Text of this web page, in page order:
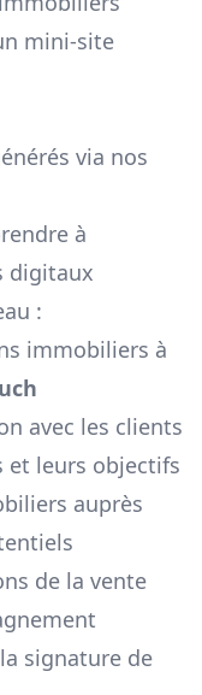
mini-site
via nos
à
digitaux
:
immobiliers à
avec les clients
et leurs objectifs
auprès
de la vente
signature de